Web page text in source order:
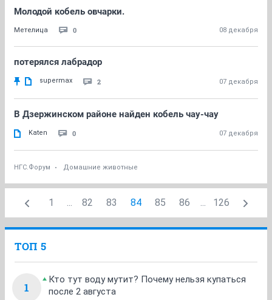
Молодой кобель овчарки.
Метелица 0 08 декабря
потерялся лабрадор
supermax 2 07 декабря
В Дзержинском районе найден кобель чау-чау
Katen 0 07 декабря
НГС.Форум Домашние животные
1 ... 82 83 84 85 86 ... 126
ТОП 5
1
Кто тут воду мутит? Почему нельзя купаться
после 2 августа